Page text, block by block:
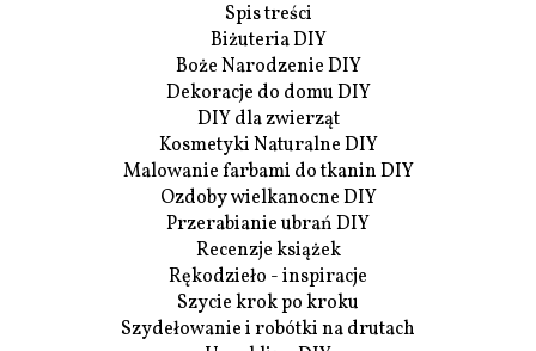
Spis treści
Biżuteria DIY
Boże Narodzenie DIY
Dekoracje do domu DIY
DIY dla zwierząt
Kosmetyki Naturalne DIY
Malowanie farbami do tkanin DIY
Ozdoby wielkanocne DIY
Przerabianie ubrań DIY
Recenzje książek
Rękodzieło - inspiracje
Szycie krok po kroku
Szydełowanie i robótki na drutach